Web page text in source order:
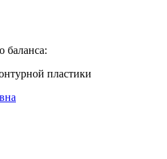
баланса:
пластики